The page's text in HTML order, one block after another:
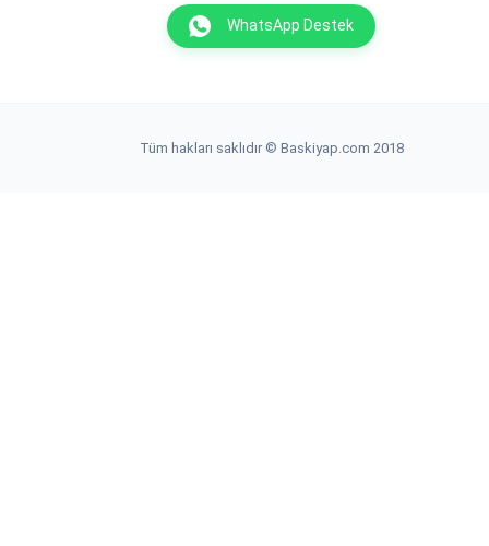
WhatsApp Destek
Tüm hakları saklıdır © Baskiyap.com 2018